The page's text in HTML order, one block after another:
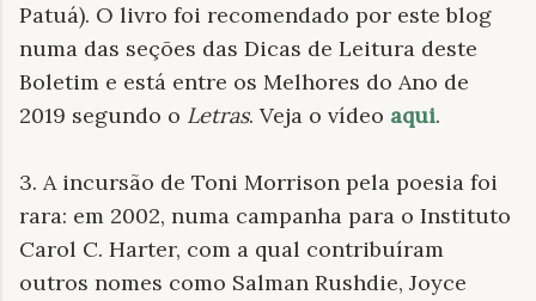
Patuá). O livro foi recomendado por este blog
numa das seções das Dicas de Leitura deste
Boletim e está entre os Melhores do Ano de
2019 segundo o Letras. Veja o vídeo aqui.
3. A incursão de Toni Morrison pela poesia foi
rara: em 2002, numa campanha para o Instituto
Carol C. Harter, com a qual contribuíram
outros nomes como Salman Rushdie, Joyce